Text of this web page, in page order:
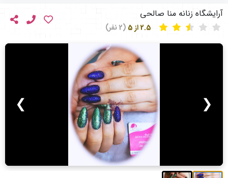
آرایشگاه زنانه منا صالحی
(2 نفر)
❮
❯